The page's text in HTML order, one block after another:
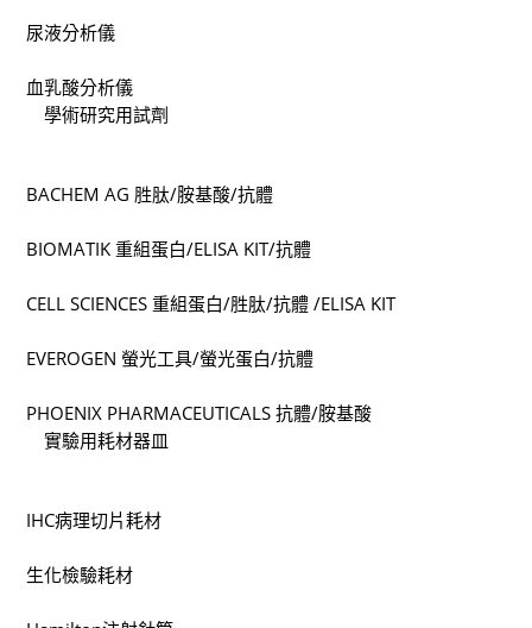
尿液分析儀
血乳酸分析儀
學術研究用試劑
BACHEM AG 胜肽/胺基酸/抗體
BIOMATIK 重組蛋白/ELISA KIT/抗體
CELL SCIENCES 重組蛋白/胜肽/抗體 /ELISA KIT
EVEROGEN 螢光工具/螢光蛋白/抗體
PHOENIX PHARMACEUTICALS 抗體/胺基酸
實驗用耗材器皿
IHC病理切片耗材
生化檢驗耗材